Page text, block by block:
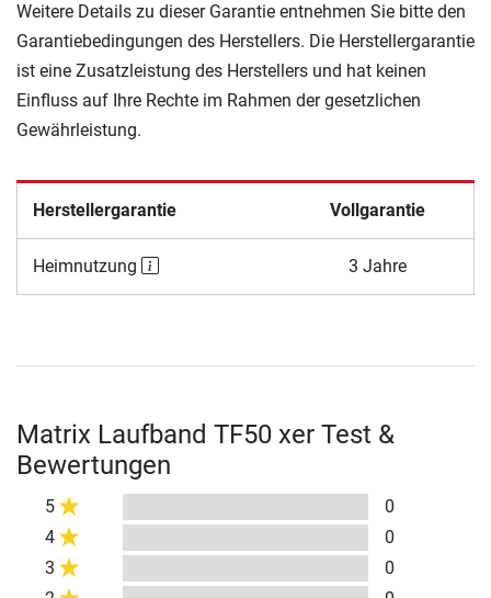
Weitere Details zu dieser Garantie entnehmen Sie bitte den
Garantiebedingungen des Herstellers. Die Herstellergarantie
ist eine Zusatzleistung des Herstellers und hat keinen
Einfluss auf Ihre Rechte im Rahmen der gesetzlichen
Gewährleistung.
Herstellergarantie Vollgarantie
Heimnutzung 3 Jahre
Matrix Laufband TF50 xer Test &
Bewertungen
5
0
4
0
3
0